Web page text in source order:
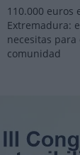
110.000 euros
Extremadura:
necesitas
comunidad